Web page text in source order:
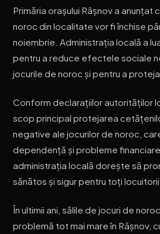
Primăria orașului Râșnov a anunțat
noroc din localitate vor fi închise
noiembrie. Administrația locală a
pentru a reduce efectele sociale
jocurile de noroc și pentru a
Conform declarațiilor autorităților
scop principal protejarea
negative ale jocurilor de noroc,
dependență și probleme
administrația locală dorește să
sănătos și sigur pentru toți locuitorii
În ultimii ani, sălile de jocuri de
problemă tot mai mare în Râșnov,